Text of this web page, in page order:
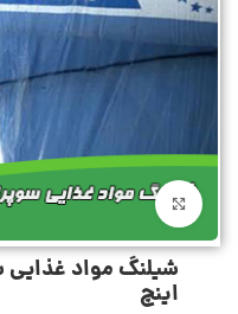
بزرگنمایی تصویر
اینچ